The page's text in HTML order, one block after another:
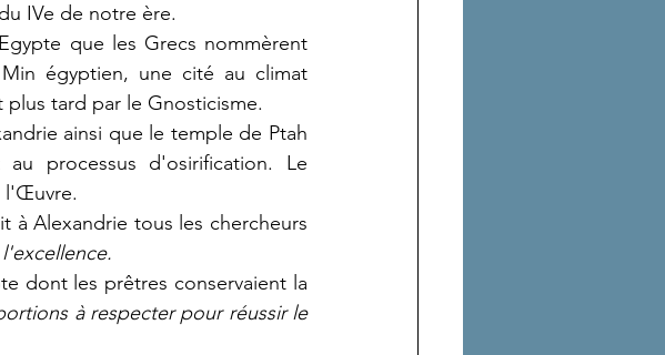
IVe de notre ère.
que les Grecs nommèrent
égyptien, une cité au climat
tard par le Gnosticisme.
ainsi que le temple de Ptah
processus d'osirification. Le
l'Œuvre.
à Alexandrie tous les chercheurs
à respecter pour réussir le